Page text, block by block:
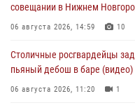
совещании в Нижнем
06 августа 2026, 14:59 10
Столичные росгвардейцы
пьяный дебош в баре (видео)
06 августа 2026, 11:20 1